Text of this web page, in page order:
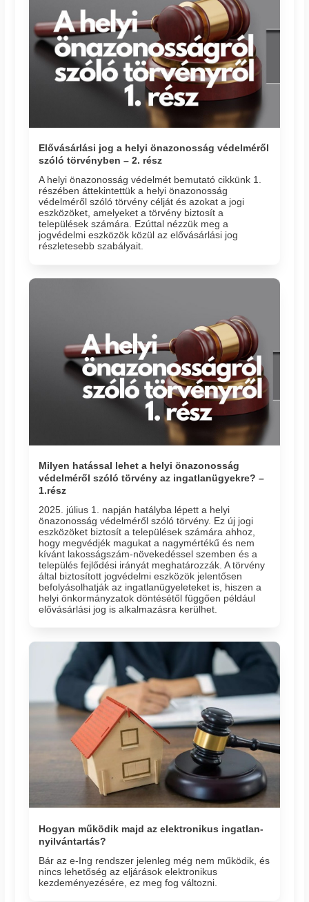
Elővásárlási jog a helyi önazonosság védelméről
szóló törvényben – 2. rész
A helyi önazonosság védelmét bemutató cikkünk 1.
részében áttekintettük a helyi önazonosság
védelméről szóló törvény célját és azokat a jogi
eszközöket, amelyeket a törvény biztosít a
települések számára. Ezúttal nézzük meg a
jogvédelmi eszközök közül az elővásárlási jog
részletesebb szabályait.
Milyen hatással lehet a helyi önazonosság
védelméről szóló törvény az ingatlanügyekre? –
1.rész
2025. július 1. napján hatályba lépett a helyi
önazonosság védelméről szóló törvény. Ez új jogi
eszközöket biztosít a települések számára ahhoz,
hogy megvédjék magukat a nagymértékű és nem
kívánt lakosságszám-növekedéssel szemben és a
település fejlődési irányát meghatározzák. A törvény
által biztosított jogvédelmi eszközök jelentősen
befolyásolhatják az ingatlanügyeleteket is, hiszen a
helyi önkormányzatok döntésétől függően például
elővásárlási jog is alkalmazásra kerülhet.
Hogyan működik majd az elektronikus ingatlan-
nyilvántartás?
Bár az e-Ing rendszer jelenleg még nem működik, és
nincs lehetőség az eljárások elektronikus
kezdeményezésére, ez meg fog változni.